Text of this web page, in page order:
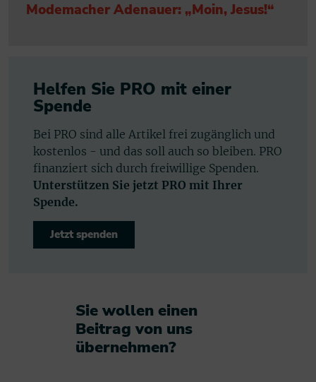
Modemacher Adenauer: „Moin, Jesus!“
Helfen Sie PRO mit einer
Spende
Bei PRO sind alle Artikel frei zugänglich und
kostenlos - und das soll auch so bleiben. PRO
finanziert sich durch freiwillige Spenden.
Unterstützen Sie jetzt PRO mit Ihrer
Spende.
Jetzt spenden
Sie wollen einen
Beitrag von uns
übernehmen?​